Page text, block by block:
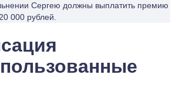
Сергею должны выплатить премию
000 рублей.